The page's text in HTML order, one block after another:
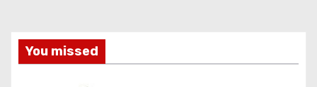
You missed